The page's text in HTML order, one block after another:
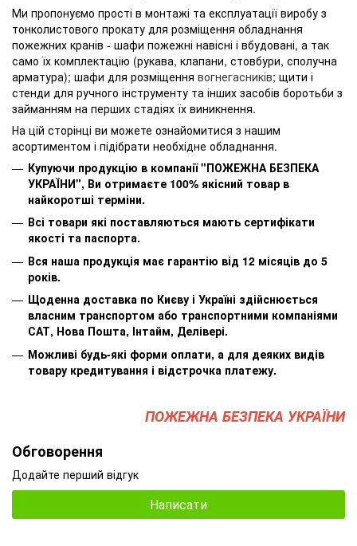
Ми пропонуємо прості в монтажі та експлуатації виробу з
тонколистового прокату для розміщення обладнання
пожежних кранів - шафи пожежні навісні і вбудовані, а так
само їх комплектацію (рукава, клапани, стовбури, сполучна
арматура); шафи для розміщення вогнегасників; щити і
стенди для ручного інструменту та інших засобів боротьби з
займанням на перших стадіях їх виникнення.
На цій сторінці ви можете ознайомитися з нашим
асортиментом і підібрати необхідне обладнання.
Купуючи продукцію в компанії "ПОЖЕЖНА БЕЗПЕКА
УКРАЇНИ", Ви отримаєте 100% якісний товар в
найкоротші терміни.
Всі товари які поставляються мають сертифікати
якості та паспорта.
Вся наша продукція має гарантію від 12 місяців до 5
років.
Щоденна доставка по Києву і Україні здійснюється
власним транспортом або транспортними компаніями
САТ, Нова Пошта, Інтайм, Делівері.
Можливі будь-які форми оплати, а для деяких видів
товару кредитування і відстрочка платежу.
ПОЖЕЖНА БЕЗПЕКА УКРАЇНИ
Обговорення
Додайте перший відгук
Написати